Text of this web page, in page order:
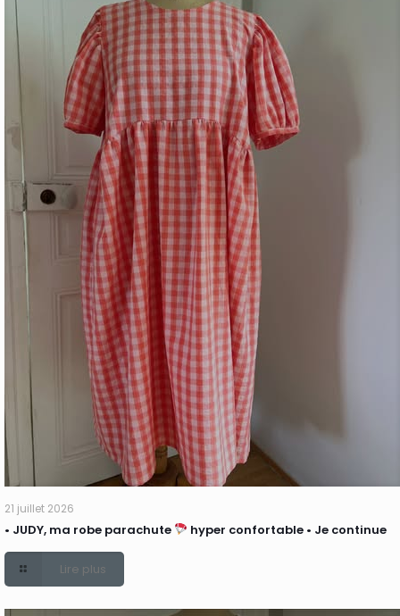
21 juillet 2026
• JUDY, ma robe parachute hyper confortable • Je continue
Lire plus